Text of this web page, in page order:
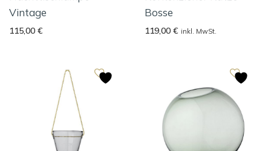
Vintage
115,00 €
Bosse
119,00 € inkl. MwSt.